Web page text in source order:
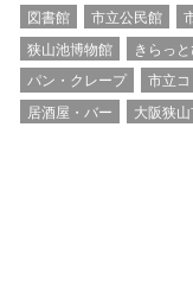
図書館
市立公民館
狭山池博物館
きらっ
パン・クレープ
市立
居酒屋・バー
大阪狭